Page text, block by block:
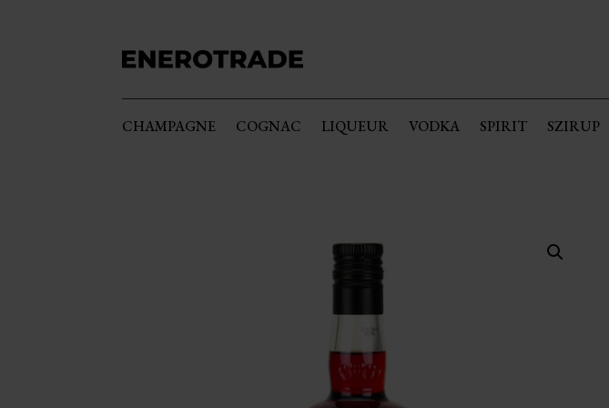
CHAMPAGNE COGNAC LIQUEUR VODKA SPIRIT SZIRUP